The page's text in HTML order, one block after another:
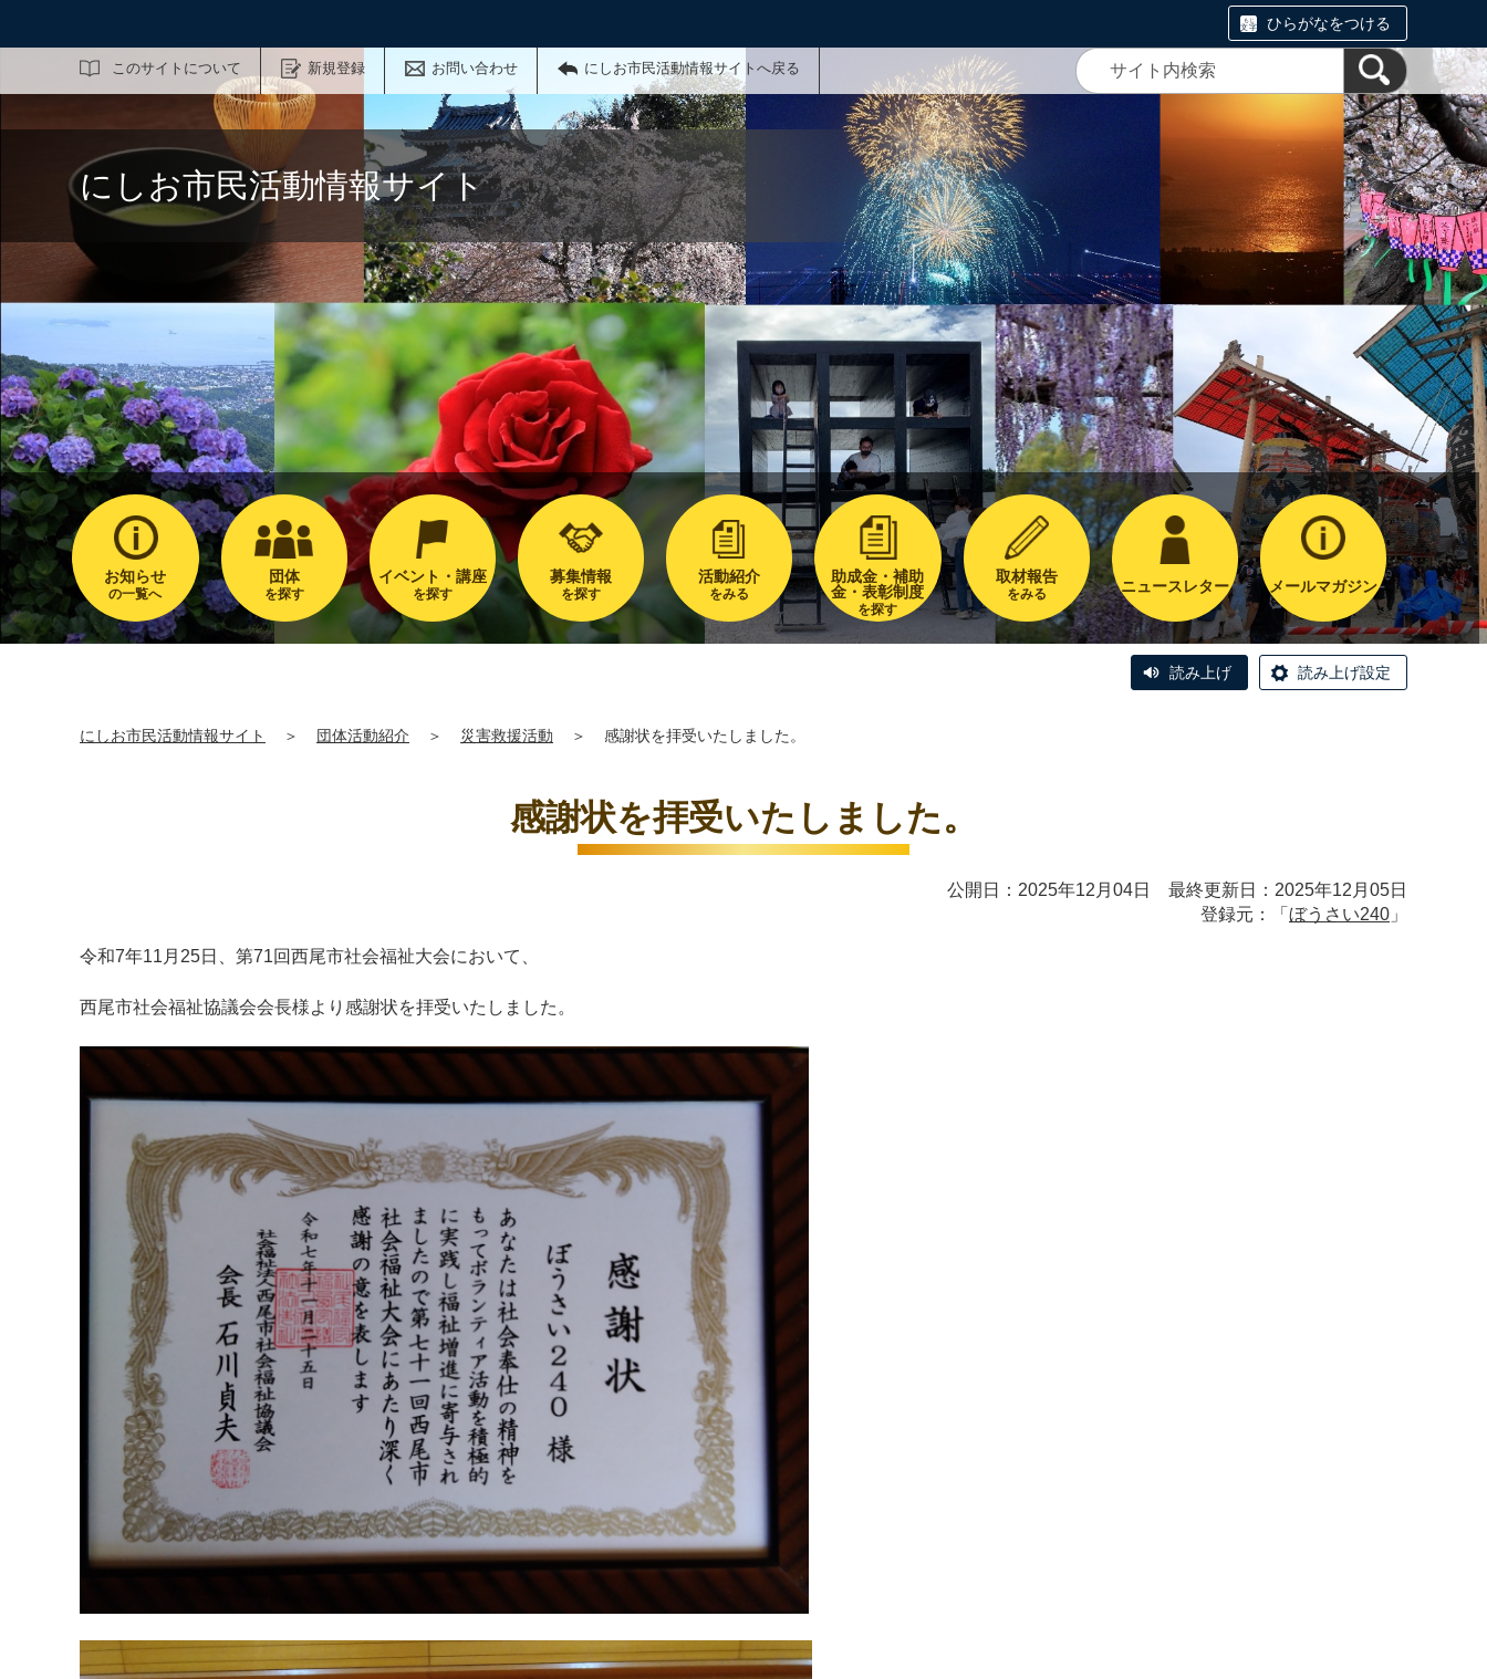
ひらがなをつける
このサイトについて 新規登録 お問い合わせ にしお市民活動情報サイトへ戻る
サイト内検索
にしお市民活動情報サイト
お知らせ
の一覧へ
団体
を探す
イベント・講座
を探す
募集情報
を探す
活動紹介
をみる
助成金・補助
金・表彰制度
を探す
取材報告
をみる ニュースレター メールマガジン
読み上げ 読み上げ設定
にしお市民活動情報サイト ＞ 団体活動紹介 ＞ 災害救援活動 ＞ 感謝状を拝受いたしました。
感謝状を拝受いたしました。
公開日：2025年12月04日 最終更新日：2025年12月05日
登録元：「 ぼうさい240 」
令和7年11月25日、第71回西尾市社会福祉大会において、
西尾市社会福祉協議会会長様より感謝状を拝受いたしました。